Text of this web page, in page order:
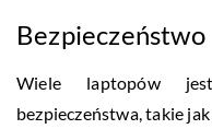
Bezpieczeństwo
Wiele laptopów
bezpieczeństwa, takie